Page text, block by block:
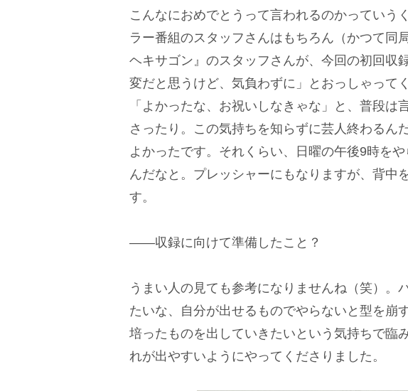
こんなにおめでとうって言われるのかっていう
ラー番組のスタッフさんはもちろん（かつて同
ヘキサゴン』のスタッフさんが、今回の初回収
変だと思うけど、気負わずに」とおっしゃって
「よかったな、お祝いしなきゃな」と、普段は
さったり。この気持ちを知らずに芸人終わるん
よかったです。それくらい、日曜の午後9時を
んだなと。プレッシャーにもなりますが、背中
す。
――収録に向けて準備したこと？
うまい人の見ても参考になりませんね（笑）。
たいな、自分が出せるものでやらないと型を崩
培ったものを出していきたいという気持ちで臨
れが出やすいようにやってくださりました。